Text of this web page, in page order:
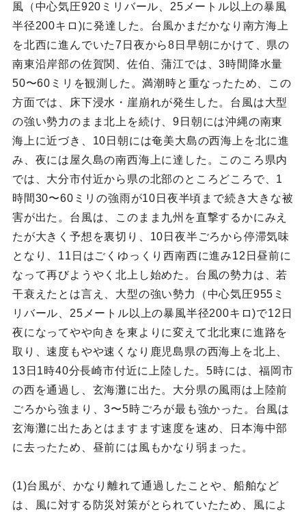
風（中心気圧920ミリバール、25メートル以上の暴風
半径200キロ)に発達した。台風かまだかなり南方海上
を北西に進んでいた7日夜から8日早朝にかけて、県の
南東沿岸部の佐賀関、佐伯、蒲江では、3時間降水量
50〜60ミリを観測した。満潮時と重なったため、この
方面では、床下浸水・崖崩れが発生した。台風は大型
の強い勢力のまま北上を続け、9日朝には沖縄の南東
海上に近づき、10日朝には奄美大島の西海上を北に進
み、夜には屋久島の南西海上に達した。このころ県内
では、大分市付近から県の北部のところどころで、1
時間30〜60ミリの強雨が10日夜半頃まで続き大きな被
害が出た。台風は、このまま九州を直撃するかにみえ
たが大きく予想を裏切り、10日夜半ごろから停滞気味
となり、11日はごくゆっくり西南西に進み12日昼前に
なって再びようやく北上し始めた。台風の勢力は、若
干衰えたとは言え、大型の強い勢力（中心気圧955ミ
リバール、25メートル以上の暴風半径200キロ)で12日
夜になってやや向きを東よりに変えて北北東に進路を
取り、速度もやや速くなり鹿児島県の西海上を北上、
13日1時40分長崎市付近に上陸した。5時には、福岡市
の西を通過し、玄海灘に出た。大分県の風雨は上陸前
ごろから強まり、3〜5時ごろが最も強かった。台風は
玄海灘に出たあとはますます速度を速め、日本海中部
に去ったため、昼前には風もかなり弱まった。
(1)台風が、かなり離れて通過したことや、船舶など
は、風に対する防災対策がとられていたため、風によ